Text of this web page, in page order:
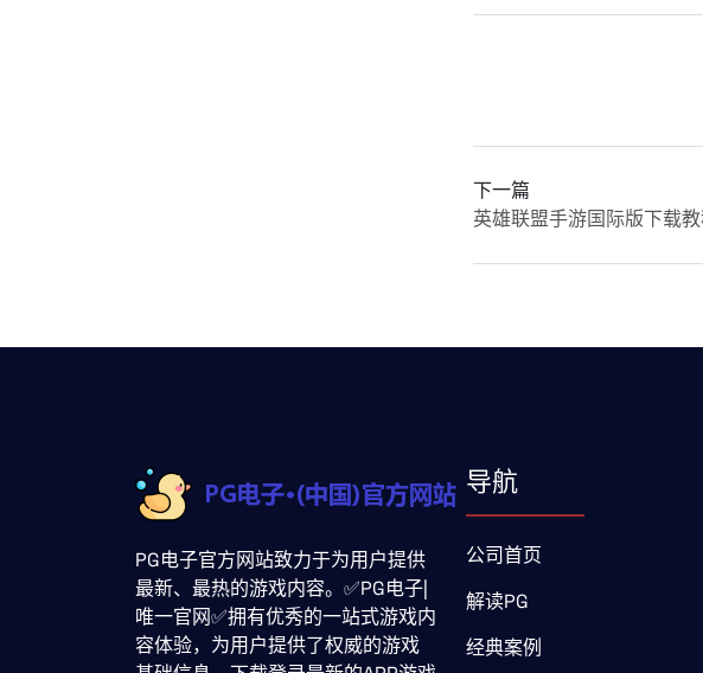
下一篇
英雄联盟手游国际版下载
PG电子官方网站致力于为用户提供
最新、最热的游戏内容。✅PG电子|
唯一官网✅拥有优秀的一站式游戏内
容体验，为用户提供了权威的游戏
导航
公司首页
解读PG
经典案例